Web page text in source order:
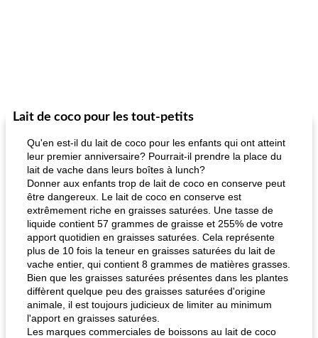
Lait de coco pour les tout-petits
Qu'en est-il du lait de coco pour les enfants qui ont atteint
leur premier anniversaire? Pourrait-il prendre la place du
lait de vache dans leurs boîtes à lunch?
Donner aux enfants trop de lait de coco en conserve peut
être dangereux. Le lait de coco en conserve est
extrêmement riche en graisses saturées. Une tasse de
liquide contient 57 grammes de graisse et 255% de votre
apport quotidien en graisses saturées. Cela représente
plus de 10 fois la teneur en graisses saturées du lait de
vache entier, qui contient 8 grammes de matières grasses.
Bien que les graisses saturées présentes dans les plantes
diffèrent quelque peu des graisses saturées d'origine
animale, il est toujours judicieux de limiter au minimum
l'apport en graisses saturées.
Les marques commerciales de boissons au lait de coco